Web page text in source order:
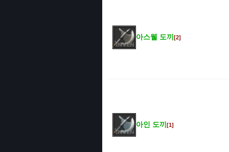
아스웰 도끼 [2]
아인 도끼 [1]